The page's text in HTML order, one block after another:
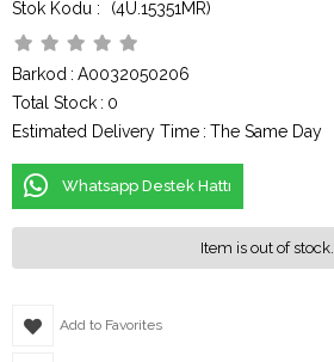
(4U.15351MR)
Barkod : A0032050206
Total Stock : 0
Estimated Delivery Time : The Same Day
Whatsapp Destek Hattı
Item is out of stock.
Add to Favorites